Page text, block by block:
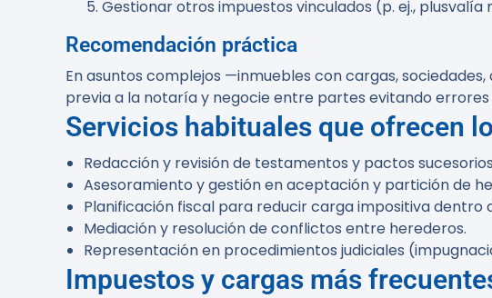
Gestionar otros impuestos vinculados (p. ej.,
Recomendación práctica
En asuntos complejos —inmuebles con cargas,
previa a la notaría y negocie entre partes evitando errores
Servicios habituales que ofrecen
Redacción y revisión de testamentos y pactos
Asesoramiento y gestión en aceptación y partición de
Planificación fiscal para reducir carga impositiva dentro
Mediación y resolución de conflictos entre herederos.
Representación en procedimientos judiciales
Impuestos y cargas más